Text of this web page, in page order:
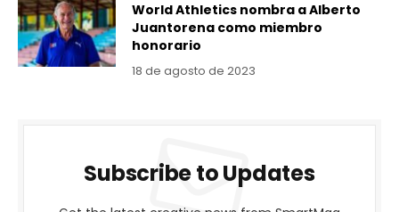
World Athletics nombra a Alberto
Juantorena como miembro
honorario
18 de agosto de 2023
Subscribe to Updates